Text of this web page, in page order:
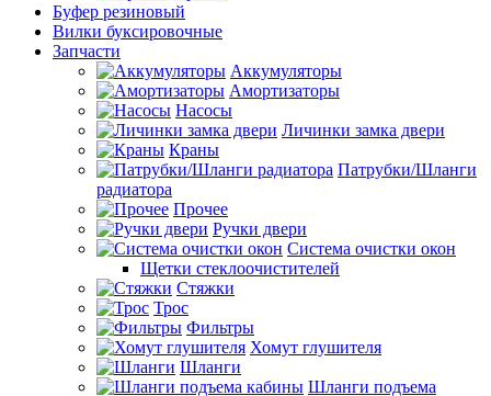
Буфер резиновый
Вилки буксировочные
Запчасти
Аккумуляторы
Амортизаторы
Насосы
Личинки замка двери
Краны
Патрубки/Шланги
радиатора
Прочее
Ручки двери
Система очистки окон
Щетки стеклоочистителей
Стяжки
Трос
Фильтры
Хомут глушителя
Шланги
Шланги подъема